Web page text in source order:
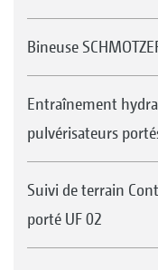
Bineuse
Entraînement
pulvérisateurs
Suivi de terrain
porté UF 02